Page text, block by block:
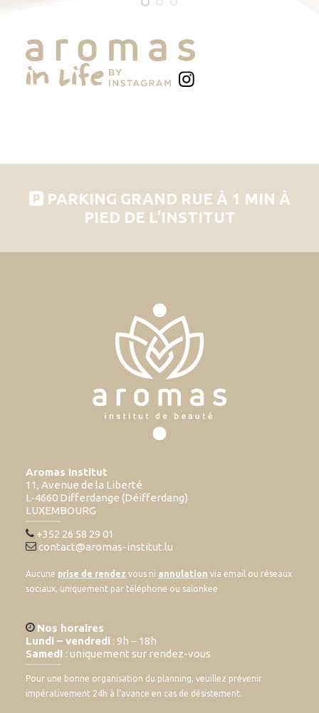
PARKING GRAND RUE À 1 MIN À
PIED DE L’INSTITUT
Aromas Institut
11, Avenue de la Liberté
L-4660 Differdange (Déifferdang)
LUXEMBOURG
+352 26 58 29 01
contact@aromas-institut.lu
Aucune prise de rendez vous ni annulation via email ou réseaux
sociaux, uniquement par téléphone ou salonkee
Nos horaires
Lundi – vendredi : 9h – 18h
Samedi : uniquement sur rendez-vous
Pour une bonne organisation du planning, veuillez prévenir
impérativement 24h à l’avance en cas de désistement.